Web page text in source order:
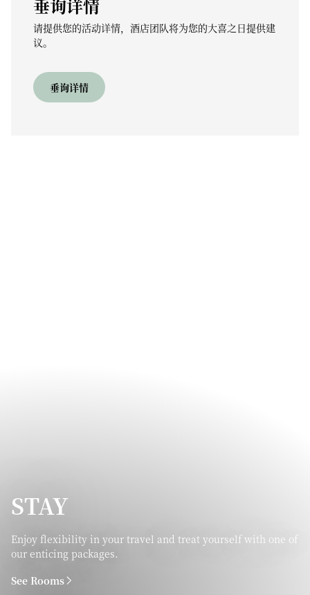
垂询详情
请提供您的活动详情，酒店团队将为您的大喜之日提供建
议。
垂询详情
STAY
Enjoy flexibility in your travel and treat yourself with one of
our enticing packages.
See Rooms